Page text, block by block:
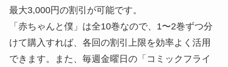
最大3,000円の割引が可能です。
「赤ちゃんと僕」は全10巻なので、1〜2巻ずつ分
けて購入すれば、各回の割引上限を効率よく活用
できます。また、毎週金曜日の「コミックフライ